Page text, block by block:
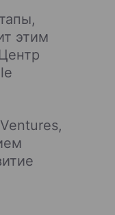
этим